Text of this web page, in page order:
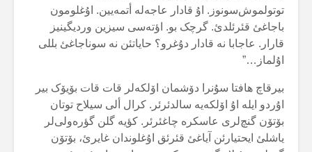
توتولموش‌سونوز. اۇ قادار عاجەلە أتمەیین. اۇغلومون
باجاغئ قئرئلدئ. گرچک بو. اؤتەسی سیزین وردیگینیز
قارار. عاجابا نە قادار دۇغرو؟ حایاتئن نە سوناجاغئ بللی
اۇلماز…”
بیرقاچ هافتا سۇنرا دۆشمان اۆلکەلر قات قات بۆیۆک بیر
اۇردو ایلە اۇ اۆلکەیە سالدئرئر. کرال ألی سیلاح توتان
بۆتۆن گنچ‌لری عاسکرە چاغئرئر. کؤیە گلن گؤرەولی‌لر
یاشلئ ایحتیارئن آیاغئ قئرئق اۇغلوندان غایرئ، بۆتۆن